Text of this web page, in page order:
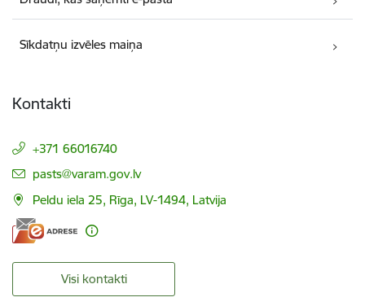
Sīkdatņu izvēles maiņa
Kontakti
+371 66016740
E-pasts:
pasts@varam.gov.lv
Peldu iela 25, Rīga, LV-1494, Latvija
Visi kontakti